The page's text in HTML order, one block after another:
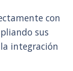
con
sus
integración